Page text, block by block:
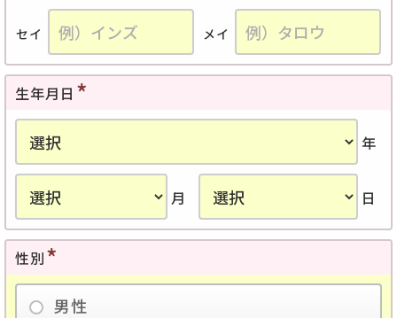
セイ メイ
生年月日
年
月 日
性別
男性